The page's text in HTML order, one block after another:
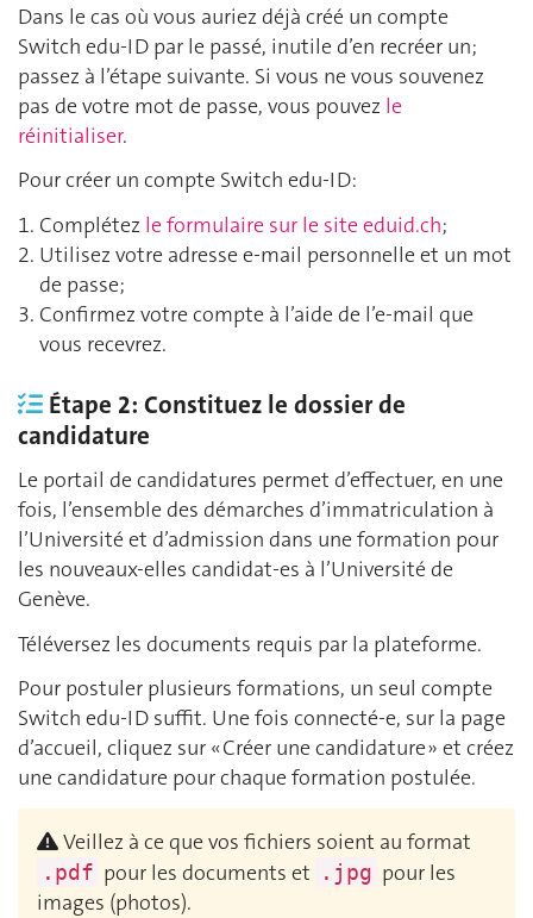
Dans le cas où vous auriez déjà créé un compte
Switch edu-ID par le passé, inutile d’en recréer un;
passez à l’étape suivante. Si vous ne vous souvenez
pas de votre mot de passe, vous pouvez le
réinitialiser.
Pour créer un compte Switch edu-ID:
Complétez le formulaire sur le site eduid.ch;
Utilisez votre adresse e-mail personnelle et un mot
de passe;
Confirmez votre compte à l’aide de l’e-mail que
vous recevrez.
Étape 2: Constituez le dossier de
candidature
Le portail de candidatures permet d’effectuer, en une
fois, l’ensemble des démarches d’immatriculation à
l’Université et d’admission dans une formation pour
les nouveaux-elles candidat-es à l’Université de
Genève.
Téléversez les documents requis par la plateforme.
Pour postuler plusieurs formations, un seul compte
Switch edu-ID suffit. Une fois connecté-e, sur la page
d’accueil, cliquez sur « Créer une candidature » et créez
une candidature pour chaque formation postulée.
Veillez à ce que vos fichiers soient au format
.pdf pour les documents et .jpg pour les
images (photos).